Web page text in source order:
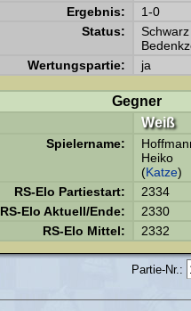
Ergebnis:
1-0
Status:
Wertungspartie:
ja
Gegner
Weiß
Spielername:
Heiko
(Katze)
RS-Elo Partiestart:
2334
RS-Elo Aktuell/Ende:
2330
RS-Elo Mittel:
2332
Partie-Nr.: